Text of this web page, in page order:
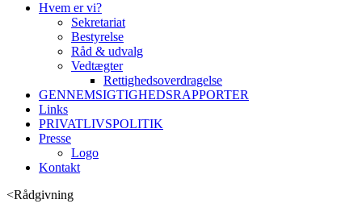
Hvem er vi?
Sekretariat
Bestyrelse
Råd & udvalg
Vedtægter
Rettighedsoverdragelse
GENNEMSIGTIGHEDSRAPPORTER
Links
PRIVATLIVSPOLITIK
Presse
Logo
Kontakt
<Rådgivning